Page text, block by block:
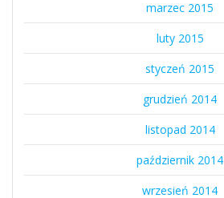
marzec 2015
luty 2015
styczeń 2015
grudzień 2014
listopad 2014
październik 2014
wrzesień 2014